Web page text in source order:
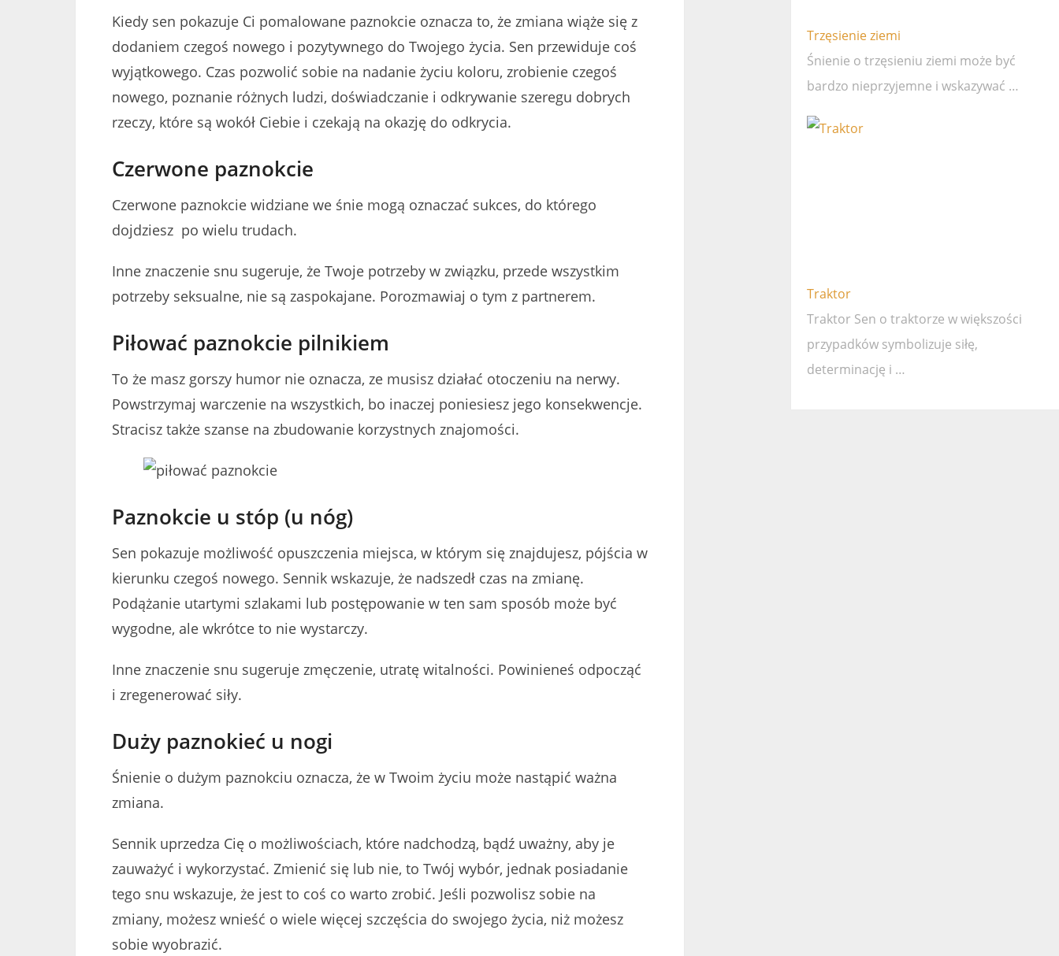
Kiedy sen pokazuje Ci pomalowane paznokcie oznacza to, że zmiana wiąże się z
dodaniem czegoś nowego i pozytywnego do Twojego życia. Sen przewiduje coś
wyjątkowego. Czas pozwolić sobie na nadanie życiu koloru, zrobienie czegoś
nowego, poznanie różnych ludzi, doświadczanie i odkrywanie szeregu dobrych
rzeczy, które są wokół Ciebie i czekają na okazję do odkrycia.
Czerwone paznokcie
Czerwone paznokcie widziane we śnie mogą oznaczać sukces, do którego
dojdziesz po wielu trudach.
Inne znaczenie snu sugeruje, że Twoje potrzeby w związku, przede wszystkim
potrzeby seksualne, nie są zaspokajane. Porozmawiaj o tym z partnerem.
Piłować paznokcie pilnikiem
To że masz gorszy humor nie oznacza, ze musisz działać otoczeniu na nerwy.
Powstrzymaj warczenie na wszystkich, bo inaczej poniesiesz jego konsekwencje.
Stracisz także szanse na zbudowanie korzystnych znajomości.
Paznokcie u stóp (u nóg)
Sen pokazuje możliwość opuszczenia miejsca, w którym się znajdujesz, pójścia w
kierunku czegoś nowego. Sennik wskazuje, że nadszedł czas na zmianę.
Podążanie utartymi szlakami lub postępowanie w ten sam sposób może być
wygodne, ale wkrótce to nie wystarczy.
Inne znaczenie snu sugeruje zmęczenie, utratę witalności. Powinieneś odpocząć
i zregenerować siły.
Duży paznokieć u nogi
Śnienie o dużym paznokciu oznacza, że ​​w Twoim życiu może nastąpić ważna
zmiana.
Sennik uprzedza Cię o możliwościach, które nadchodzą, bądź uważny, aby je
zauważyć i wykorzystać. Zmienić się lub nie, to Twój wybór, jednak posiadanie
tego snu wskazuje, że jest to coś co warto zrobić. Jeśli pozwolisz sobie na
zmiany, możesz wnieść o wiele więcej szczęścia do swojego życia, niż możesz
sobie wyobrazić.
Trzęsienie ziemi
Śnienie o trzęsieniu ziemi może być
bardzo nieprzyjemne i wskazywać …
Traktor
Traktor Sen o traktorze w większości
przypadków symbolizuje siłę,
determinację i …